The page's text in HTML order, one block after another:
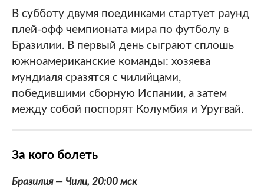
В субботу двумя поединками стартует раунд
плей-офф чемпионата мира по футболу в
Бразилии. В первый день сыграют сплошь
южноамериканские команды: хозяева
мундиаля сразятся с чилийцами,
победившими сборную Испании, а затем
между собой поспорят Колумбия и Уругвай.
За кого болеть
Бразилия — Чили, 20:00 мск